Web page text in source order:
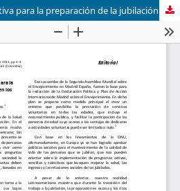
Intervención socioeducativa para la preparación de la jubilación en los adultos mayores